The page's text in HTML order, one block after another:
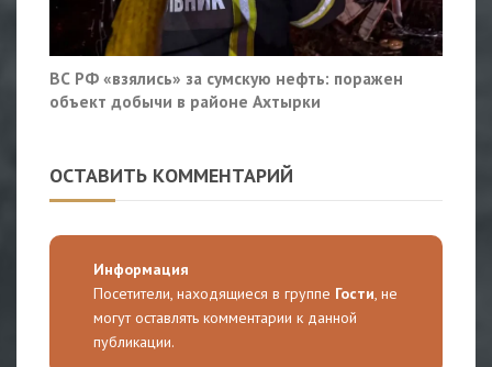
ВС РФ «взялись» за сумскую нефть: поражен
объект добычи в районе Ахтырки
ОСТАВИТЬ КОММЕНТАРИЙ
Информация
Посетители, находящиеся в группе Гости, не
могут оставлять комментарии к данной
публикации.